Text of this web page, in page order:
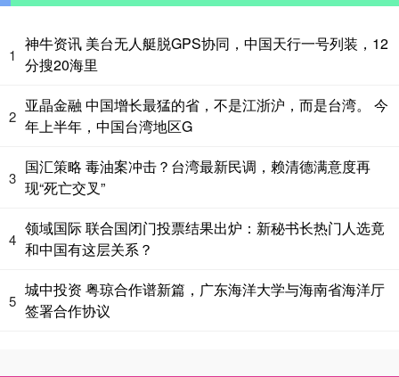
1
神牛资讯 美台无人艇脱GPS协同，中国天行一号列装，12
分搜20海里
2
亚晶金融 中国增长最猛的省，不是江浙沪，而是台湾。 今
年上半年，中国台湾地区G
3
国汇策略 毒油案冲击？台湾最新民调，赖清德满意度再
现“死亡交叉”
4
领域国际 联合国闭门投票结果出炉：新秘书长热门人选竟
和中国有这层关系？
5
城中投资 粤琼合作谱新篇，广东海洋大学与海南省海洋厅
签署合作协议